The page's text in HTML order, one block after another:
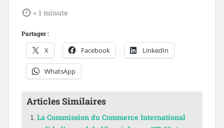
tdl < 1 minute
Partager :
X Facebook LinkedIn
WhatsApp
Articles Similaires
La Commission du Commerce International